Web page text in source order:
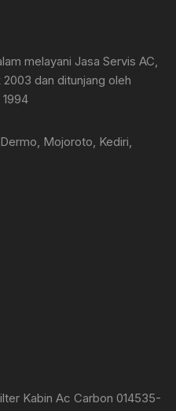
melayani Jasa Servis AC,
dan ditunjang oleh
Mojoroto, Kediri,
Kabin Ac Carbon 014535-